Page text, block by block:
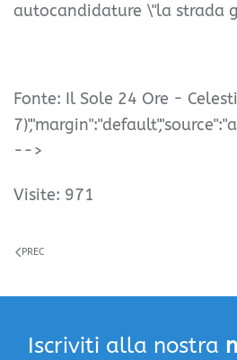
autocandidature \"la strada
Fonte: Il Sole 24 Ore -
-->
Visite: 971
PREC
Iscriviti alla nostra